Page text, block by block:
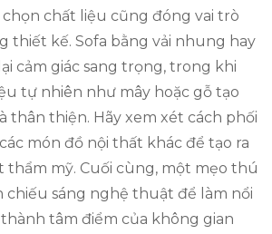
chọn chất liệu cũng đóng vai trò
thiết kế. Sofa bằng vải nhung hay
cảm giác sang trọng, trong khi
tự nhiên như mây hoặc gỗ tạo
thân thiện. Hãy xem xét cách phối
món đồ nội thất khác để tạo ra
thẩm mỹ. Cuối cùng, một mẹo thú
chiếu sáng nghệ thuật để làm nổi
thành tâm điểm của không gian